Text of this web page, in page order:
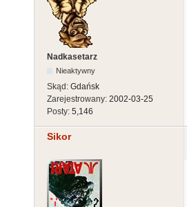
Nadkasetarz
Nieaktywny
Skąd: Gdańsk
Zarejestrowany: 2002-03-25
Posty: 5,146
Sikor